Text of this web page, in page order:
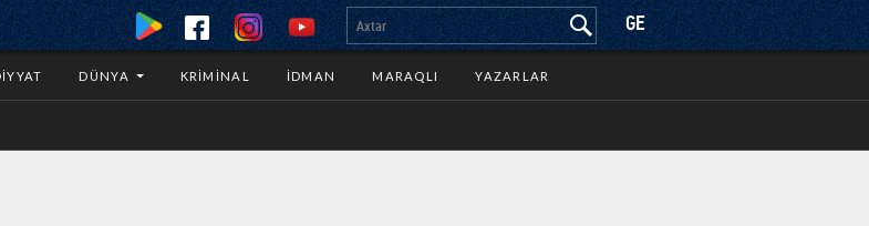
GE
DÜNYA KRIMINAL İDMAN MARAQLI YAZARLAR